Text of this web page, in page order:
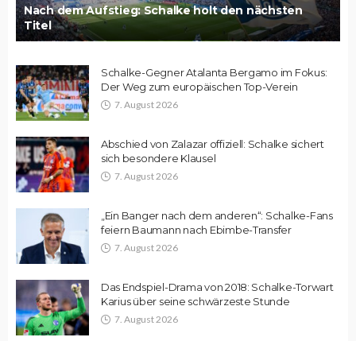
Nach dem Aufstieg: Schalke holt den nächsten
Titel
Schalke-Gegner Atalanta Bergamo im Fokus:
Der Weg zum europäischen Top-Verein
7. August 2026
Abschied von Zalazar offiziell: Schalke sichert
sich besondere Klausel
7. August 2026
„Ein Banger nach dem anderen“: Schalke-Fans
feiern Baumann nach Ebimbe-Transfer
7. August 2026
Das Endspiel-Drama von 2018: Schalke-Torwart
Karius über seine schwärzeste Stunde
7. August 2026